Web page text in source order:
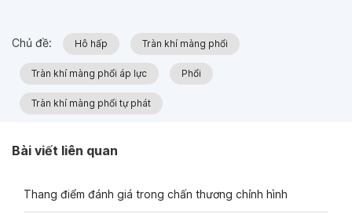
Chủ đề: Hô hấp Tràn khí màng phổi
Tràn khí màng phổi áp lực Phổi
Tràn khí màng phổi tự phát
Bài viết liên quan
Thang điểm đánh giá trong chấn thương chỉnh hình